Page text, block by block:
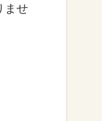
ませ